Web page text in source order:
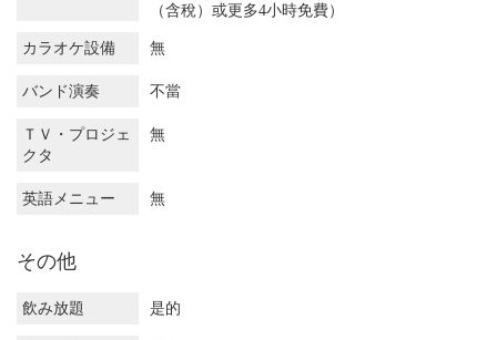
（含稅）或更多4小時免費）
カラオケ設備 無
バンド演奏 不當
ＴＶ・プロジェ
クタ
無
英語メニュー 無
その他
飲み放題 是的